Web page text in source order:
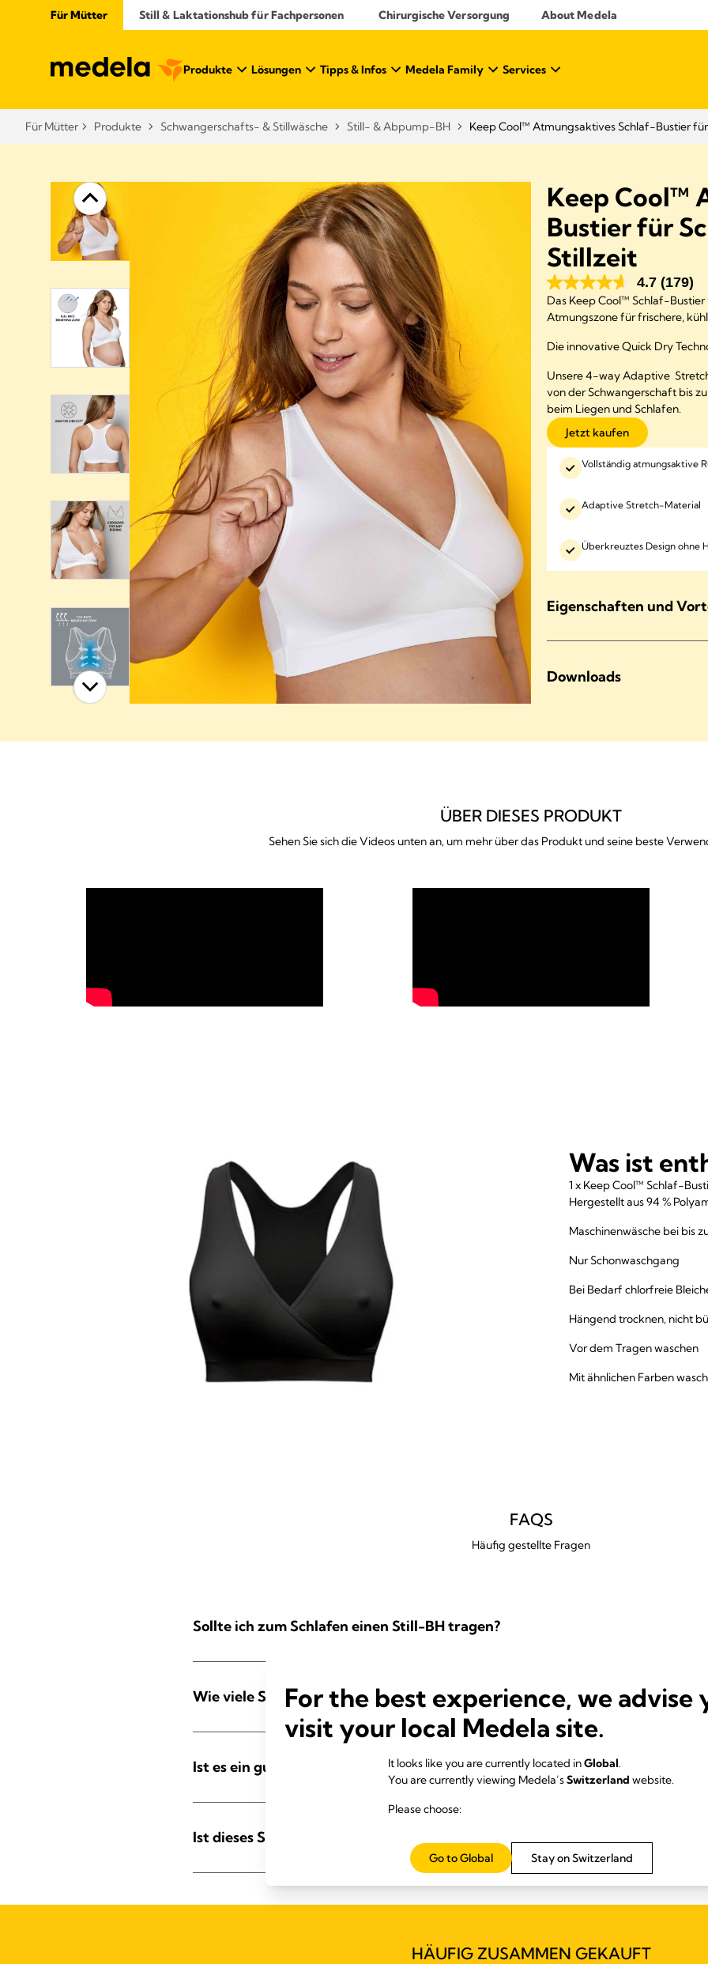
Für Mütter Still & Laktationshub für Fachpersonen Chirurgische Versorgung About Medela
Produkte Lösungen Tipps & Infos Medela Family Services
Für Mütter Produkte Schwangerschafts- & Stillwäsche​ Still- & Abpump-BH Keep Cool™ Atmungsaktives Schlaf-Bustier
Keep Cool™
Bustier für
Stillzeit
4.7 (179)
Das Keep Cool™ Schlaf-
Atmungszone für frischere,
Die innovative Quick Dry
Unsere 4-way Adaptive
von der Schwangerschaft bis
beim Liegen und Schlafen.
Jetzt kaufen
Vollständig atmungsaktive
Adaptive Stretch-Material
Überkreuztes Design ohne
Eigenschaften und
Downloads
Was ist enthalten
Häufig gestellte Fragen
ÜBER DIESES PRODUKT
Sehen Sie sich die Videos unten an, um mehr über das Produkt und seine beste
Was ist
1 x Keep Cool™ Schlaf-
Hergestellt aus 94 %
Maschinenwäsche bei bis
Nur Schonwaschgang
Bei Bedarf chlorfreie
Hängend trocknen, nicht
Vor dem Tragen waschen
Mit ähnlichen Farben
FAQS
Häufig gestellte Fragen
Sollte ich zum Schlafen einen Still-BH tragen?
Wie viele Still-BHs benötige ich?
Ist es ein guter BH zum Schlafen, um die Brust nach der Schwangerschaft in
Ist dieses Schlaf-Bustier auch als normaler BH geeignet?
HÄUFIG ZUSAMMEN GEKAUFT
For the best experience, we advise
visit your local Medela site.
It looks like you are currently located inGlobal.
You are currently viewing Medela’sSwitzerland website.
Please choose:
Stay on Switzerland
Go to Global